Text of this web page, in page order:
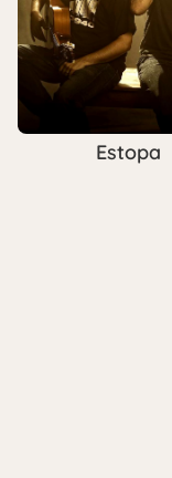
Estopa